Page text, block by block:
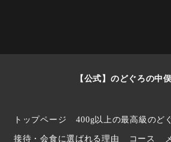
【公式】のどぐろの中
トップページ 400g以上の最高級のど
接待・会食に選ばれる理由 コース